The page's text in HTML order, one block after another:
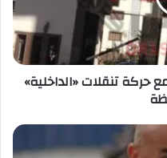
تنقلات «الداخلية»